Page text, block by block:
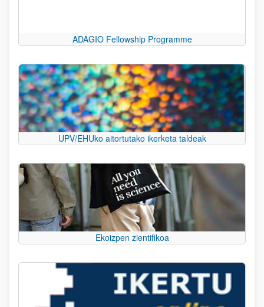
ADAGIO Fellowship Programme
UPV/EHUko aitortutako ikerketa taldeak
Ekoizpen zientifikoa